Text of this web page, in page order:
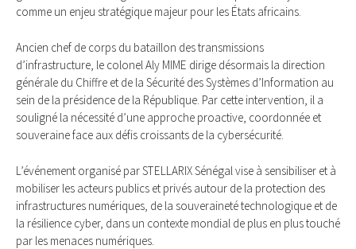
comme un enjeu stratégique majeur pour les États africains.
Ancien chef de corps du bataillon des transmissions
d’infrastructure, le colonel Aly MIME dirige désormais la direction
générale du Chiffre et de la Sécurité des Systèmes d’Information au
sein de la présidence de la République. Par cette intervention, il a
souligné la nécessité d’une approche proactive, coordonnée et
souveraine face aux défis croissants de la cybersécurité.
L’événement organisé par STELLARIX Sénégal vise à sensibiliser et à
mobiliser les acteurs publics et privés autour de la protection des
infrastructures numériques, de la souveraineté technologique et de
la résilience cyber, dans un contexte mondial de plus en plus touché
par les menaces numériques.